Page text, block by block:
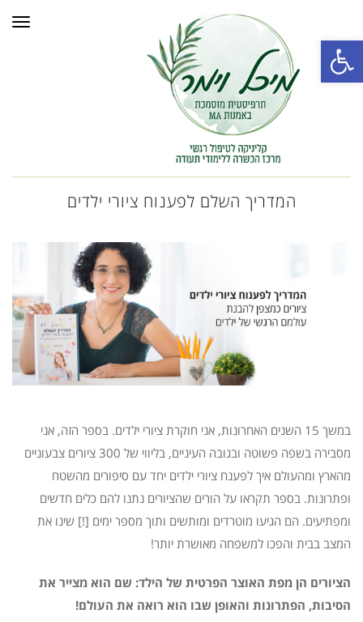
פתח סרגל נגישות
המדריך השלם לפענוח ציורי ילדים
במשך 15 השנים האחרונות, אני חוקרת ציורי ילדים. בספר הזה, אני
מסבירה בשפה פשוטה ובגובה העיניים, בליווי של 300 ציורים צבעוניים
מהארץ ומהעולם איך לפענח ציורי ילדים יחד עם סיפורים מהשטח
ופתרונות. בספר תקראו על הורים שהציורים נתנו להם כלים חדשים
ומפתיעים. הם הגיעו מוטרדים ומותשים ותוך מספר ימים [!] שינו את
המצב בבית והפכו למשפחה מאושרת יותר!
הציורים הן מפת האוצר הפרטית של הילד: שם הוא מצייר את
הסיבות, הפתרונות והאופן שבו הוא רואה את העולם!